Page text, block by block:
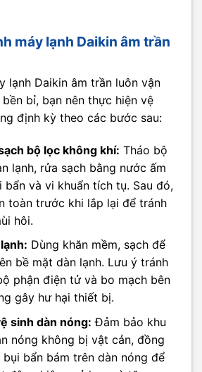
máy lạnh Daikin âm trần
lạnh Daikin âm trần luôn vận
bỉ, bạn nên thực hiện vệ
định kỳ theo các bước sau:
bộ lọc không khí: Tháo bộ
lạnh, rửa sạch bằng nước ấm
bẩn và vi khuẩn tích tụ. Sau đó,
toàn trước khi lắp lại để tránh
hôi.
Dùng khăn mềm, sạch để
bề mặt dàn lạnh. Lưu ý tránh
phận điện tử và bo mạch bên
gây hư hại thiết bị.
sinh dàn nóng: Đảm bảo khu
nóng không bị vật cản, đồng
bẩn bám trên dàn nóng để